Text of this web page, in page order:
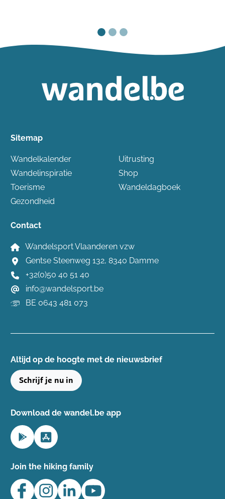
Sitemap
Wandelkalender
Wandelinspiratie
Toerisme
Gezondheid
Uitrusting
Shop
Wandeldagboek
Contact
Wandelsport Vlaanderen vzw
Gentse Steenweg 132, 8340 Damme
+32(0)50 40 51 40
info@wandelsport.be
BE 0643 481 073
Altijd op de hoogte ​met de nieuwsbrief
Schrijf je nu in
Download de wandel.be app
Join the hiking family